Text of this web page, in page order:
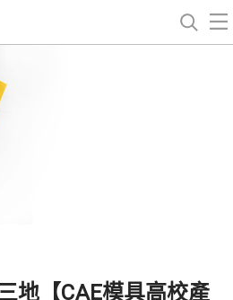
地【CAE模具高校產